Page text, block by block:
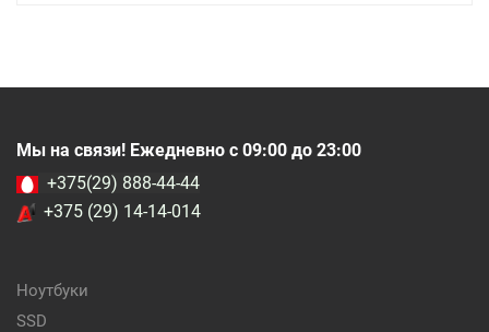
Мы на связи! Ежедневно с 09:00 до 23:00
+375(29) 888-44-44
+375 (29) 14-14-014
Ноутбуки
SSD